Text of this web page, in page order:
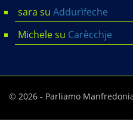
sara su Addurìfeche
Michelesu Carècchje
© 2026 - Parliamo